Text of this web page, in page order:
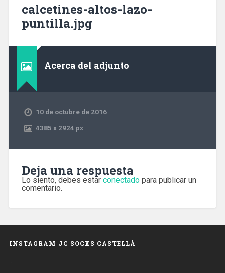
calcetines-altos-lazo-
puntilla.jpg
Acerca del adjunto
10 de octubre de 2016
4385 x2924 px
Deja una respuesta
Lo siento, debes estar conectadopara publicar un
comentario.
INSTAGRAM JC SOCKS CASTELLÀ
…